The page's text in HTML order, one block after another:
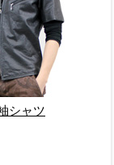
シャツ